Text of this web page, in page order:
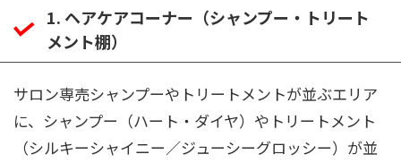
1. ヘアケアコーナー（シャンプー・トリート
メント棚）
サロン専売シャンプーやトリートメントが並ぶエリア
に、シャンプー（ハート・ダイヤ）やトリートメント
（シルキーシャイニー／ジューシーグロッシー）が並